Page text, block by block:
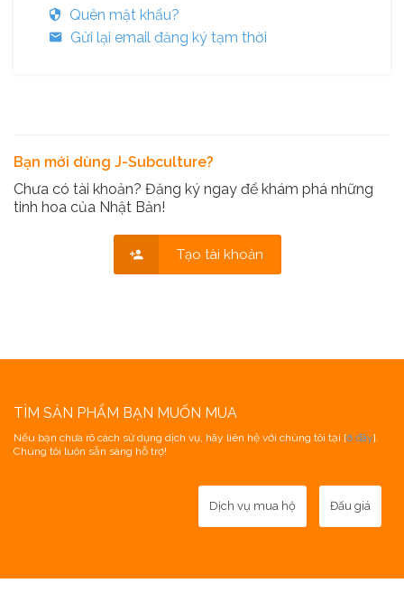
Quên mật khẩu?
Gửi lại email đăng ký tạm thời
Bạn mới dùng J-Subculture?
Chưa có tài khoản? Đăng ký ngay để khám phá những
tinh hoa của Nhật Bản!
Tạo tài khoản
TÌM SẢN PHẨM BẠN MUỐN MUA
Nếu bạn chưa rõ cách sử dụng dịch vụ, hãy liên hệ với chúng tôi tại [ở đây].
Chúng tôi luôn sẵn sàng hỗ trợ!
Dịch vụ mua hộ Đấu giá